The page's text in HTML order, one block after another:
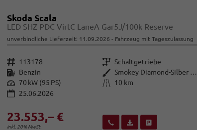
Skoda Scala
LED SHZ PDC VirtC LaneA Gar5J/100k Reserve
unverbindliche Lieferzeit: 11.09.2026 Fahrzeug mit Tageszulassung
Fahrzeugnr. 113178 Getriebe Schaltgetriebe
Kraftstoff Benzin Außenfarbe
Smokey Diamond-Silber Metallic
Leistung 70 kW (95 PS) Kilometerstand 10 km
25.06.2026
23.553,– €
inkl. 20% MwSt.
Wir rufen Sie anFahrzeugexposé (PDF)